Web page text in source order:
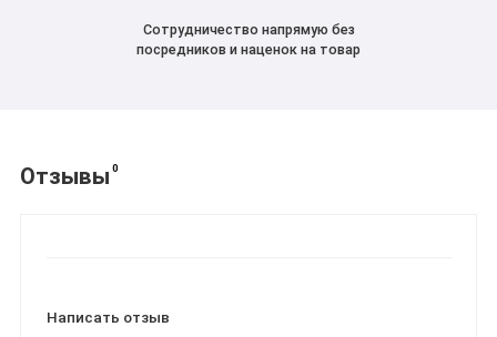
Сотрудничество напрямую без
посредников и наценок на товар
Отзывы 0
Написать отзыв